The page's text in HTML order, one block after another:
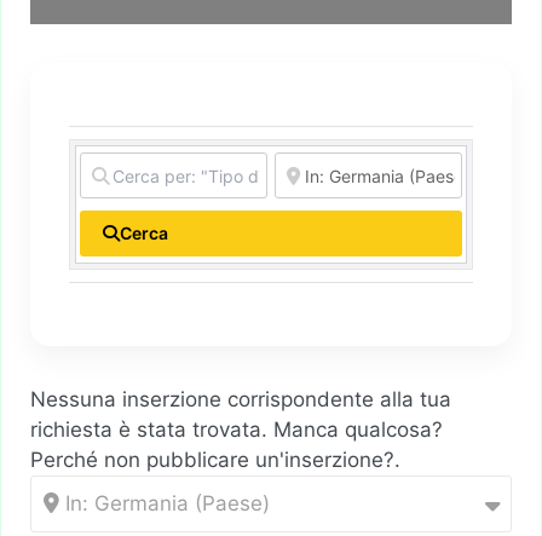
Cerca
Nessuna inserzione corrispondente alla tua
richiesta è stata trovata. Manca qualcosa?
Perché non pubblicare un'inserzione?.
In: Germania (Paese)